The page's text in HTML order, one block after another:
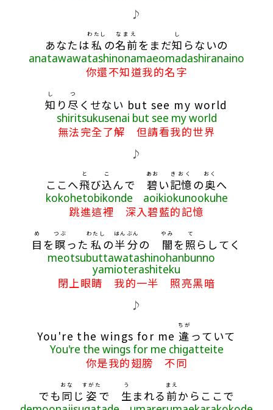
♪
あなたは私
わたし
の名前
なまえ
をまだ知
し
らないの
anatawawatashinonamaeomadashiranaino
你還不知道我的名字
知
し
り 尽
つ
くせない but see my world
shiritsukusenai but see my world
無法完全了解 但請看我的世界
♪
ここへ飛
と
び込
こ
んで 碧
あお
い記憶
きおく
の奥
おく
へ
kokohetobikonde aoikiokunookuhe
跳進這裡 深入碧藍的記憶
目
め
を 瞑
つぶ
った 私
わたし
の半
はん
分
ぶん
の 闇
やみ
を 照
て
らしてく
meotsubuttawatashinohanbunno
yamioterashiteku
閉上眼睛 我的一半 照亮黑暗
♪
You're the wings for me 違
ちが
っていて
You're the wings for me chigatteite
你是我的翅膀 不同
でも同
おな
じ 姿
すがた
で 生
う
まれる 前
まえ
からここで